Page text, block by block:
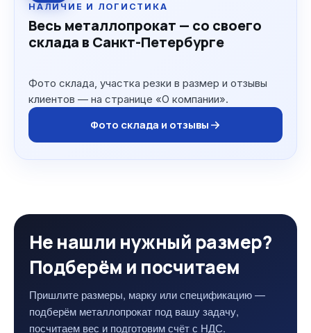
НАЛИЧИЕ И ЛОГИСТИКА
Весь металлопрокат — со своего
склада в Санкт-Петербурге
Фото склада, участка резки в размер и отзывы
клиентов — на странице «О компании».
Фото склада и отзывы
Не нашли нужный размер?
Подберём и посчитаем
Пришлите размеры, марку или спецификацию —
подберём металлопрокат под вашу задачу,
посчитаем вес и подготовим счёт с НДС.